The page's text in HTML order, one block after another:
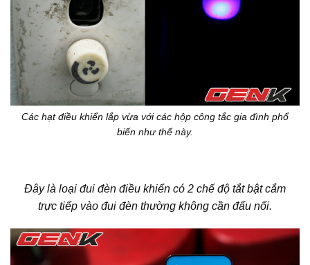
Các hạt điều khiển lắp vừa với các hộp công tắc gia đình phổ
biến như thế này.
Đây là loại đui đèn điều khiển có 2 chế độ tắt bật cắm
trực tiếp vào đui đèn thường không cần đấu nối.